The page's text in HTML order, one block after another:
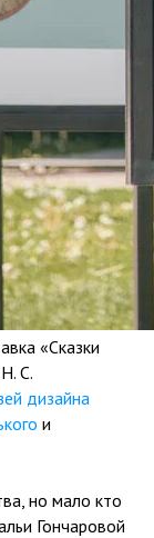
«Сказки
С.
дизайна
и
но мало кто
Гончаровой